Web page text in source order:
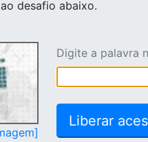
desafio abaixo.
Digite a palavra